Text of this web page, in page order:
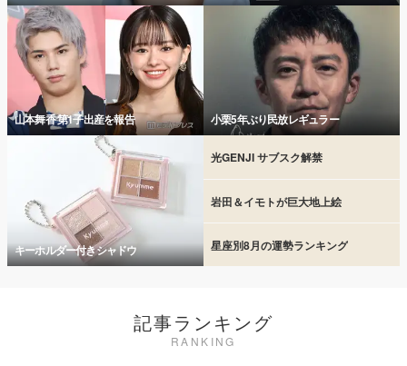
山本舞香 第1子出産を報告 小栗5年ぶり民放レギュラー
キーホルダー付きシャドウ
光GENJI サブスク解禁
岩田＆イモトが巨大地上絵
星座別8月の運勢ランキング
記事ランキング
RANKING